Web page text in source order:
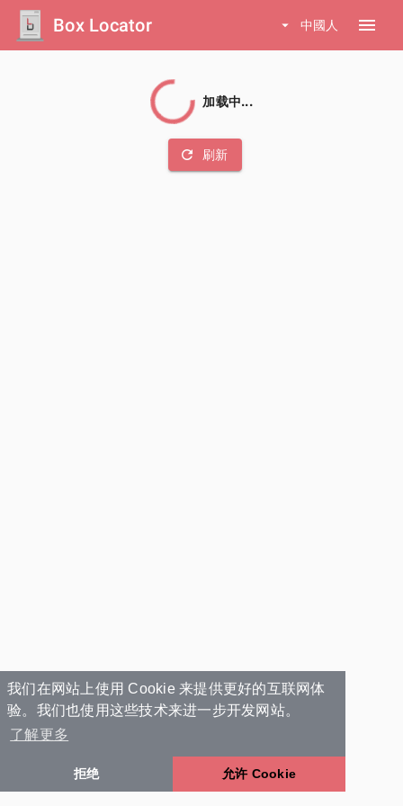
我们在网站上使用 Cookie 来提供更好的互联网体
验。我们也使用这些技术来进一步开发网站。
了解更多
拒绝 允许 Cookie
Box Locator arrow_drop_down 中國人 menu
加载中...
refresh 刷新